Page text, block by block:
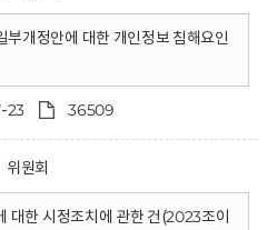
부개정안에 대한 개인정보 침해요인
23 36509
위원회
대한 시정조치에 관한 건(2023조이